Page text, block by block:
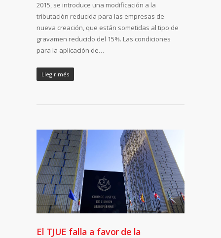
2015, se introduce una modificación a la
tributación reducida para las empresas de
nueva creación, que están sometidas al tipo de
gravamen reducido del 15%. Las condiciones
para la aplicación de…
Llegir més
El TJUE falla a favor de la